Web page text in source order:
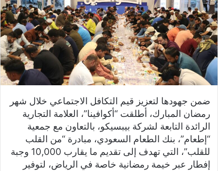
ضمن جهودها لتعزيز قيم التكافل الاجتماعي خلال شهر
رمضان المبارك، أطلقت “أكوافينا”، العلامة التجارية
الرائدة التابعة لشركة بيبسيكو، بالتعاون مع جمعية
“إطعام”، بنك الطعام السعودي، مبادرة “من القلب
للقلب”، التي تهدف إلى تقديم ما يقارب 10,000 وجبة
إفطار عبر خيمة رمضانية خاصة في الرياض، لتوفير